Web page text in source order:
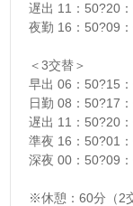
遅出 11：50?20
夜勤 16：50?09
＜3交替＞
早出 06：50?15
日勤 08：50?17
遅出 11：50?20
準夜 16：50?01
深夜 00：50?09
※休憩：60分（2